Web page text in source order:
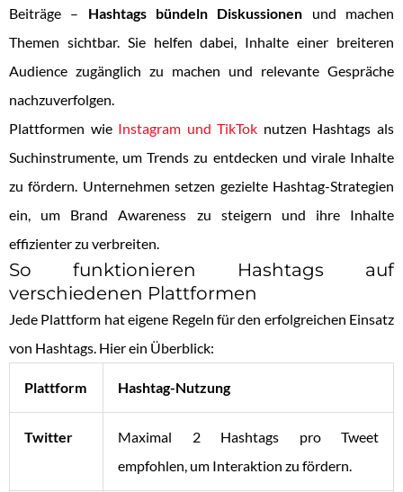
Beiträge – Hashtags bündeln Diskussionen und machen
Themen sichtbar. Sie helfen dabei, Inhalte einer breiteren
Audience zugänglich zu machen und relevante Gespräche
nachzuverfolgen.
Plattformen wie Instagram und TikTok nutzen Hashtags als
Suchinstrumente, um Trends zu entdecken und virale Inhalte
zu fördern. Unternehmen setzen gezielte Hashtag-Strategien
ein, um Brand Awareness zu steigern und ihre Inhalte
effizienter zu verbreiten.
So funktionieren Hashtags auf
verschiedenen Plattformen
Jede Plattform hat eigene Regeln für den erfolgreichen Einsatz
von Hashtags. Hier ein Überblick:
Plattform Hashtag-Nutzung
Twitter
Maximal 2 Hashtags pro Tweet
empfohlen, um Interaktion zu fördern.